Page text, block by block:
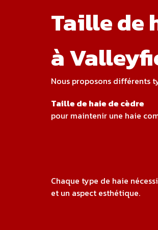
Taille de
à
Nous proposons différents
Taille de haie de cèdre
pour maintenir une haie
Chaque type de haie
et un aspect esthétique.